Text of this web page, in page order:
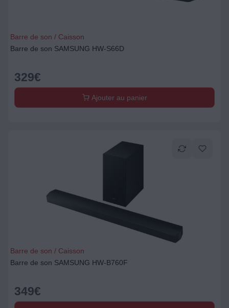
Barre de son / Caisson
Barre de son SAMSUNG HW-S66D
329€
Ajouter au panier
Barre de son / Caisson
Barre de son SAMSUNG HW-B760F
349€